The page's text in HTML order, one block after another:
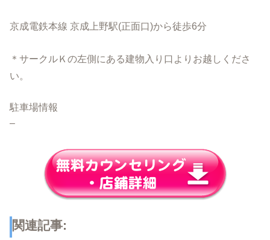
京成電鉄本線 京成上野駅(正面口)から徒歩6分
＊サークルＫの左側にある建物入り口よりお越しくださ
い。
駐車場情報
–
関連記事: